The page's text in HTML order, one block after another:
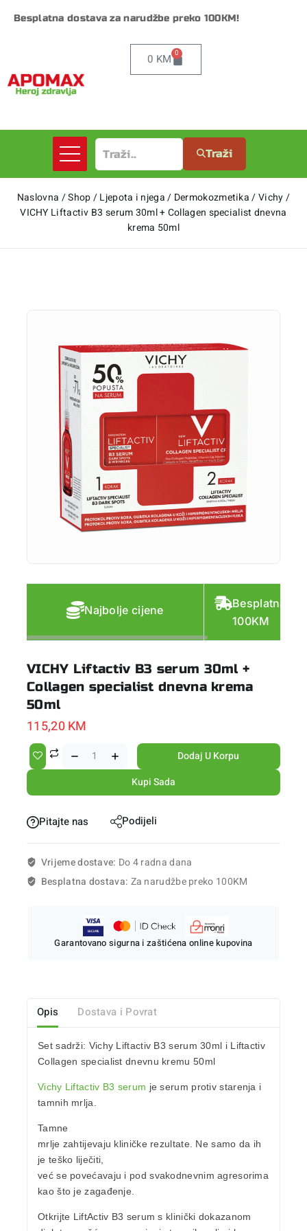
Besplatna dostava za narudžbe preko 100KM!
0 KM 0
Traži
Naslovna /Shop/Ljepota i njega / Dermokozmetika /Vichy/
VICHY Liftactiv B3 serum 30ml + Collagen specialist dnevna
krema 50ml
Najbolje cijene
Besplatna
100KM
VICHY Liftactiv B3 serum 30ml +
Collagen specialist dnevna krema
50ml
115,20KM
Dodaj U Korpu
Kupi Sada
Pitajte nas Podijeli
Vrijeme dostave: Do 4 radna dana
Besplatna dostava: Za narudžbe preko 100KM
Garantovano sigurna i zaštićena online kupovina
Opis Dostava i Povrat
Set sadrži: Vichy Liftactiv B3 serum 30ml i Liftactiv
Collagen specialist dnevnu kremu 50ml
Vichy Liftactiv B3 serum je serum protiv starenja i
tamnih mrlja.
Tamne
mrlje zahtijevaju kliničke rezultate. Ne samo da ih
je teško liječiti,
već se povećavaju i pod svakodnevnim agresorima
kao što je zagađenje.
Otkrijte LiftActiv B3 serums klinički dokazanom